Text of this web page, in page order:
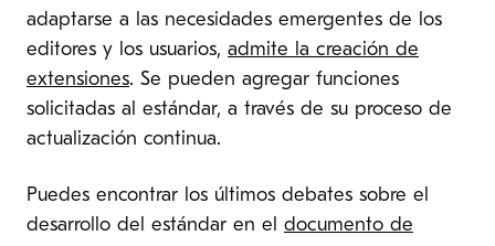
adaptarse a las necesidades emergentes de los
editores y los usuarios, admite la creación de
extensiones. Se pueden agregar funciones
solicitadas al estándar, a través de su proceso de
actualización continua.
Puedes encontrar los últimos debates sobre el
desarrollo del estándar en el documento de